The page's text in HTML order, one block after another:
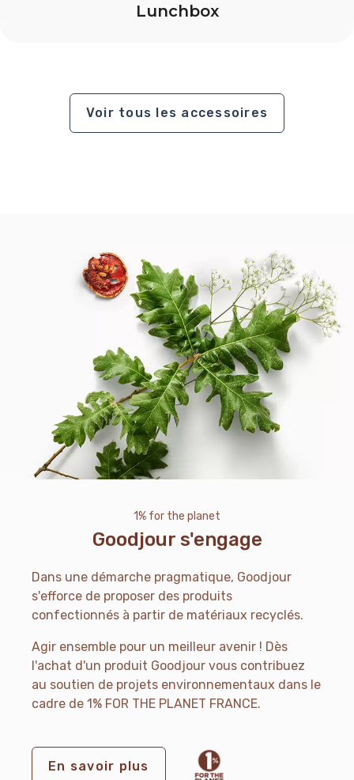
Lunchbox
Voir tous les accessoires
1% for the planet
Goodjour s'engage
Dans une démarche pragmatique, Goodjour
s'efforce de proposer des produits
confectionnés à partir de matériaux recyclés.
Agir ensemble pour un meilleur avenir ! Dès
l'achat d'un produit Goodjour vous contribuez
au soutien de projets environnementaux dans le
cadre de 1% FOR THE PLANET FRANCE.
En savoir plus